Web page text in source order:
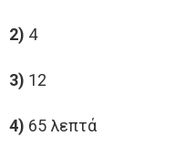
2) 4
3) 12
4) 65 λεπτά